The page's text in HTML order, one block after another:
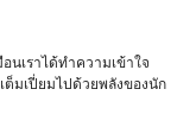
นเราได้ทำความเข้าใจ
มเปี่ยมไปด้วยพลังของนัก